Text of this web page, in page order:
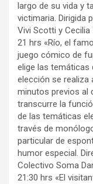
largo de su vida y
victimaria. Dirigida
Vivi Scotti y Cecilia
21 hrs «Río, el
juego cómico de
elige las temáticas
elección se realiza
minutos previos al
transcurre la
de las temáticas
través de
particular de
humor especial.
Colectivo Soma
21:30 hrs «El